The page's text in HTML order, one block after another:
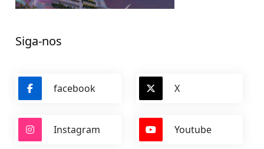
Siga-nos
facebook X
Instagram Youtube